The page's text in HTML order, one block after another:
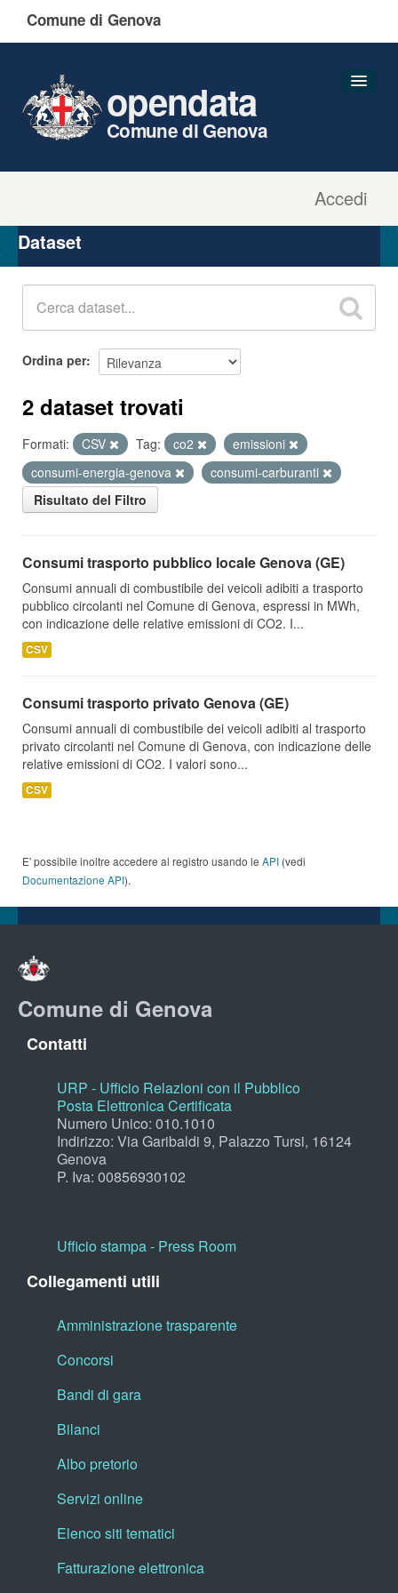
Comune di Genova
Accedi
opendata
Comune di Genova
Organizzazioni
Gruppi
Dataset
Ordina per
2 dataset trovati
Formati: CSV Tag: co2
emissioni
consumi-energia-genova
consumi-carburanti
Risultato del Filtro
Consumi trasporto pubblico locale Genova (GE)
Consumi annuali di combustibile dei veicoli adibiti a trasporto
pubblico circolanti nel Comune di Genova, espressi in MWh,
con indicazione delle relative emissioni di CO2. I...
CSV
Consumi trasporto privato Genova (GE)
Consumi annuali di combustibile dei veicoli adibiti al trasporto
privato circolanti nel Comune di Genova, con indicazione delle
relative emissioni di CO2. I valori sono...
CSV
E' possibile inoltre accedere al registro usando le API (vedi
Documentazione API).
Comune di Genova
Contatti
URP - Ufficio Relazioni con il Pubblico
Posta Elettronica Certificata
Numero Unico: 010.1010
Indirizzo: Via Garibaldi 9, Palazzo Tursi, 16124
Genova
P. Iva: 00856930102
Ufficio stampa - Press Room
Collegamenti utili
Amministrazione trasparente
Concorsi
Bandi di gara
Bilanci
Albo pretorio
Servizi online
Elenco siti tematici
Fatturazione elettronica